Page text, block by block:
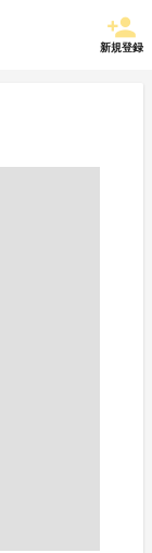
新規登録